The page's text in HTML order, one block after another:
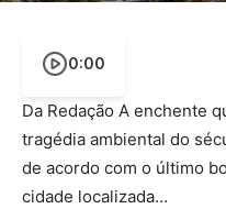
0:00
Da Redação A enchente
tragédia ambiental do
de acordo com o último
cidade localizada…